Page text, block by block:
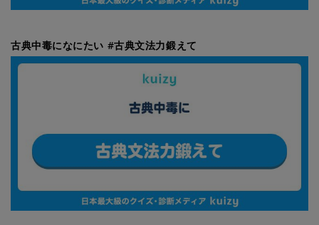
古典中毒になにたい #古典文法力鍛えて